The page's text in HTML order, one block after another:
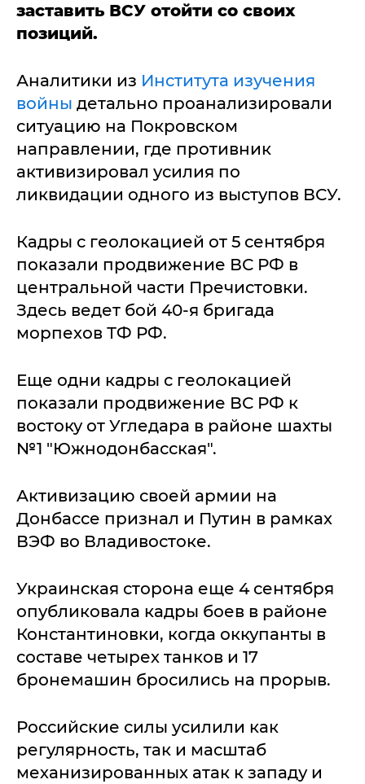
заставить ВСУ отойти со своих
позиций.
Аналитики из Института изучения
войны детально проанализировали
ситуацию на Покровском
направлении, где противник
активизировал усилия по
ликвидации одного из выступов ВСУ.
Кадры с геолокацией от 5 сентября
показали продвижение ВС РФ в
центральной части Пречистовки.
Здесь ведет бой 40-я бригада
морпехов ТФ РФ.
Еще одни кадры с геолокацией
показали продвижение ВС РФ к
востоку от Угледара в районе шахты
№1 "Южнодонбасская".
Активизацию своей армии на
Донбассе признал и Путин в рамках
ВЭФ во Владивостоке.
Украинская сторона еще 4 сентября
опубликовала кадры боев в районе
Константиновки, когда оккупанты в
составе четырех танков и 17
бронемашин бросились на прорыв.
Российские силы усилили как
регулярность, так и масштаб
механизированных атак к западу и